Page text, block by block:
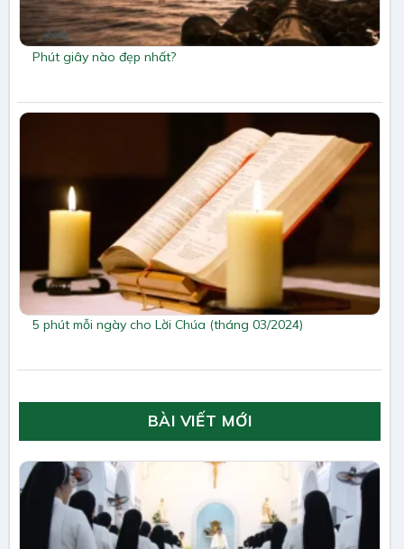
Phút giây nào đẹp nhất?
5 phút mỗi ngày cho Lời Chúa (tháng 03/2024)
BÀI VIẾT MỚI